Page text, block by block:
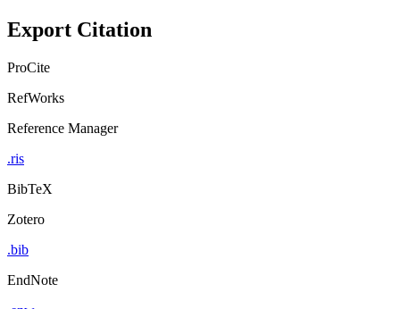
Export Citation
ProCite
RefWorks
Reference Manager
.ris
BibTeX
Zotero
.bib
EndNote